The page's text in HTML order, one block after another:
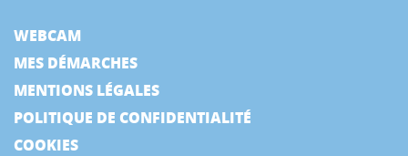
WEBCAM
MES DÉMARCHES
MENTIONS LÉGALES
POLITIQUE DE CONFIDENTIALITÉ
COOKIES